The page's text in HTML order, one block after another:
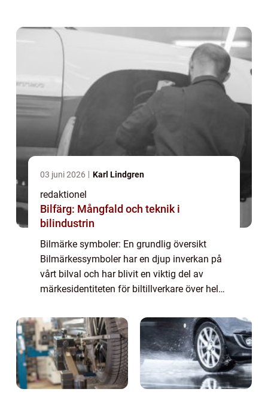
03 juni 2026 Karl Lindgren
redaktionel
Bilfärg: Mångfald och teknik i
bilindustrin
Bilmärke symboler: En grundlig översikt
Bilmärkessymboler har en djup inverkan på
vårt bilval och har blivit en viktig del av
märkesidentiteten för biltillverkare över hela
grafisk representation av varumärke...